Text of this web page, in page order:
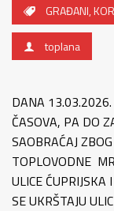
GRAĐANI,
toplana
DANA 13.03.2026.
ČASOVA, PA DO
SAOBRAĆAJ
TOPLOVODNE
ULICE ĆUPRIJSKA
SE UKRŠTAJU